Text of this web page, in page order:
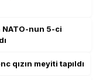
nun 5-ci
qızın meyiti tapıldı